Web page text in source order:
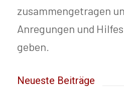
zusammengetragen
Anregungen und
geben.
Neueste Beiträge